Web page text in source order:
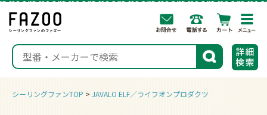
検索
シーリングファンTOP JAVALO ELF／ライフオンプロダクツ